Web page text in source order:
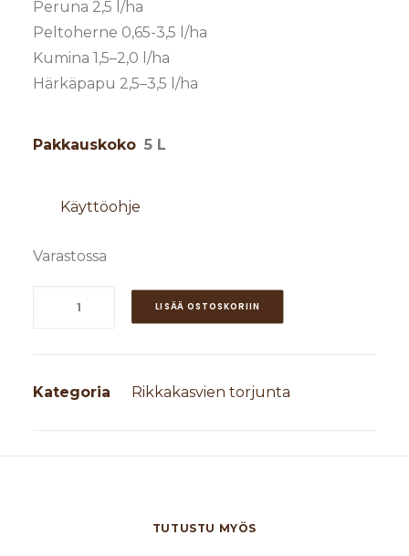
Peruna 2,5 l/ha
Peltoherne 0,65-3,5 l/ha
Kumina 1,5–2,0 l/ha
Härkäpapu 2,5–3,5 l/ha
Pakkauskoko 5 L
Käyttöohje
Varastossa
LISÄÄ OSTOSKORIIN
Kategoria Rikkakasvien torjunta
TUTUSTU MYÖS